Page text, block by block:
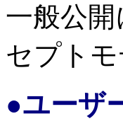
一般公
セプト
●ユーザ